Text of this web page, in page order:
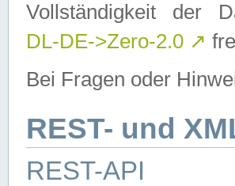
Vollständigkeit der
DL-DE->Zero-2.0 ↗
Bei Fragen oder
REST- und
REST-API